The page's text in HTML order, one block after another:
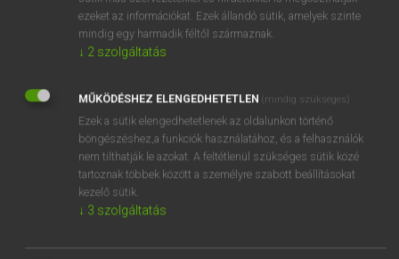
REGISZTRÁCIÓ
EURÓPAI UNIÓS TERMINOLÓGIAI SZÓTÁR
Kapcsolódó anyagok
nichtenthülster Kaffee
ezeket az információkat. Ezek állandó sütik, amelyek szinte
mindig egy harmadik féltől származnak.
↓ 2 szolgáltatás
MŰKÖDÉSHEZ ELENGEDHETETLEN (mindig szükséges)
Ezek a sütik elengedhetetlenek az oldalunkon történő
böngészéshez,a funkciók használatához, és a felhasználók
nem tilthatják le azokat. A feltétlenül szükséges sütik közé
tartoznak többek között a személyre szabott beállításokat
kezelő sütik.
↓ 3 szolgáltatás